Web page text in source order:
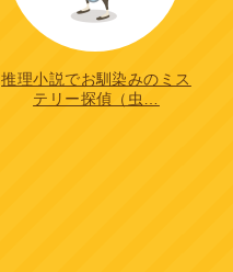
推理小説でお馴染みのミス
テリー探偵（虫…